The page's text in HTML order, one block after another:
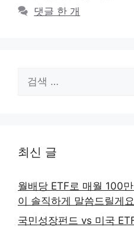
댓글 한 개
색:
최신 글
월배당 ETF로 매월 100
이 솔직하게 말씀드릴게요
국민성장펀드 vs 미국